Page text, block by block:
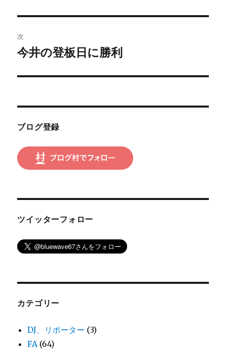
ビ
ゲ
ー
投
稿:
次
次
投
今井の登板日に勝利
ブログ登録
ツイッターフォロー
カテゴリー
DJ、リポーター (3)
FA(64)